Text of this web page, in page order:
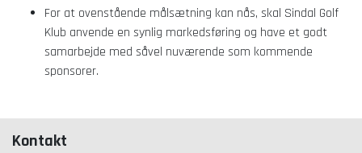
For at ovenstående målsætning kan nås, skal Sindal Golf
Klub anvende en synlig markedsføring og have et godt
samarbejde med såvel nuværende som kommende
sponsorer.
Kontakt